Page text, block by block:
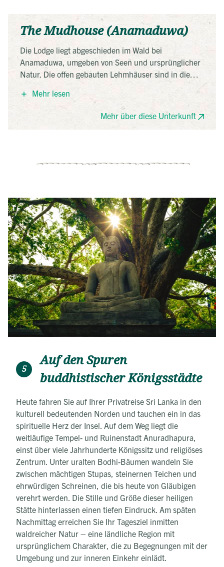
The Mudhouse (Anamaduwa)
Die Lodge liegt abgeschieden im Wald bei
Anamaduwa, umgeben von Seen und ursprünglicher
Natur. Die offen gebauten Lehmhäuser sind in die
Landschaft integriert und kommen ohne Strom aus.
Gekocht wird mit Zutaten aus eigenem Anbau. Das
nachhaltige Konzept basiert auf Ökotourismus,
Naturverbundenheit und einem minimalistischen
Mehr lesen
Mehr über diese Unterkunft
5
Auf den Spuren
buddhistischer Königsstädte
Heute fahren Sie auf Ihrer Privatreise Sri Lanka in den
kulturell bedeutenden Norden und tauchen ein in das
spirituelle Herz der Insel. Auf dem Weg liegt die
weitläufige Tempel- und Ruinenstadt Anuradhapura,
einst über viele Jahrhunderte Königssitz und religiöses
Zentrum. Unter uralten Bodhi-Bäumen wandeln Sie
zwischen mächtigen Stupas, steinernen Teichen und
ehrwürdigen Schreinen, die bis heute von Gläubigen
verehrt werden. Die Stille und Größe dieser heiligen
Stätte hinterlassen einen tiefen Eindruck. Am späten
Nachmittag erreichen Sie Ihr Tagesziel inmitten
waldreicher Natur – eine ländliche Region mit
ursprünglichem Charakter, die zu Begegnungen mit der
Umgebung und zur inneren Einkehr einlädt.